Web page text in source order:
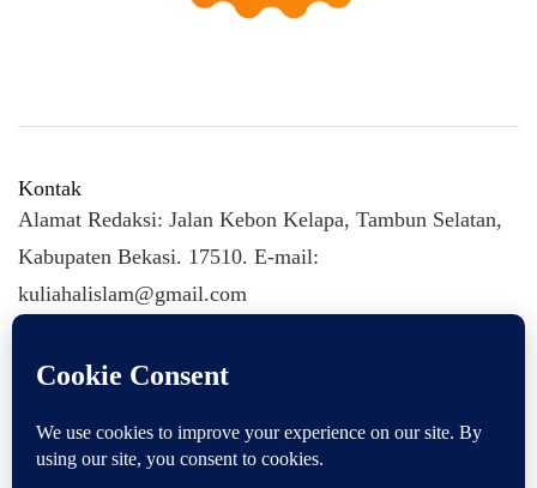
Kontak
Alamat Redaksi: Jalan Kebon Kelapa, Tambun Selatan,
Kabupaten Bekasi. 17510. E-mail:
kuliahalislam@gmail.com
KULIAHALISLAM.COM Copyright (C) 2026